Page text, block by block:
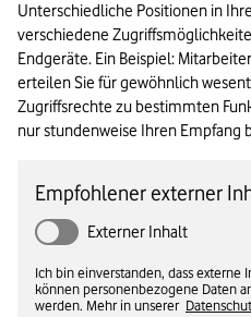
Unterschiedliche Positionen in
verschiedene
Endgeräte. Ein Beispiel:
erteilen Sie für gewöhnlich
Zugriffsrechte zu bestimmten
nur stundenweise Ihren Empfang
Empfohlener externer
Externer Inhalt
Ich bin einverstanden, dass externe
können personenbezogene Daten
werden. Mehr in unserer